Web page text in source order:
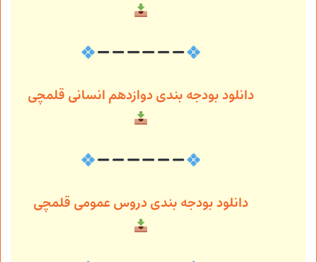
دانلود بودجه بندی دوازدهم انسانی قلمچی
دانلود بودجه بندی دروس عمومی قلمچی